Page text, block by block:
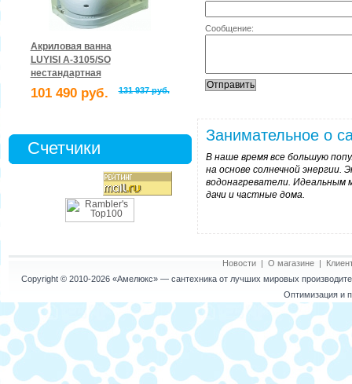
Акриловая ванна
LUYISI А-3105/SO
нестандартная
101 490 руб. 131 937 руб.
Счетчики
Сообщение:
Занимательное о
В наше время все большую
на основе солнечной
водонагреватели. Идеальным
дачи и частные дома.
Новости| О магазине|
Copyright © 2010-2026 «Амелюкс»— сантехника от лучших мировых
Оптимизация и